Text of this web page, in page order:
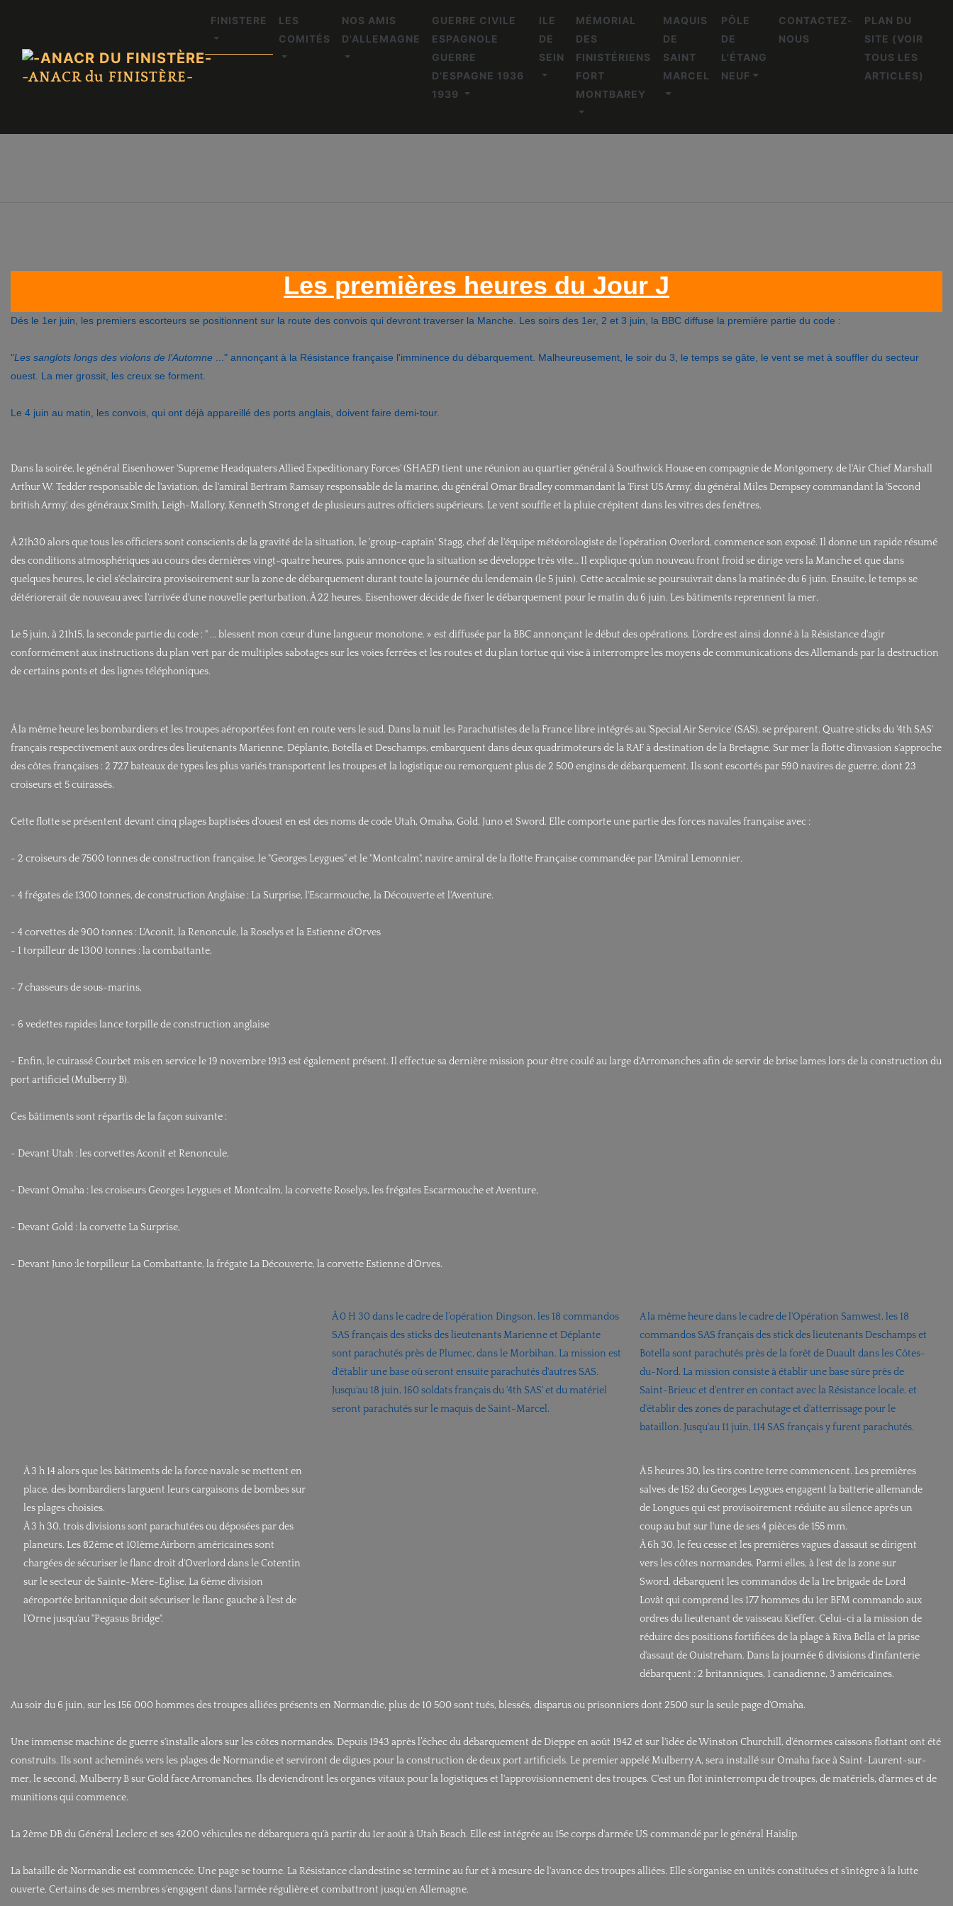
-ANACR du FINISTÈRE-
FINISTERE
LES
COMITÉS
NOS AMIS
D'ALLEMAGNE
GUERRE CIVILE
ESPAGNOLE
GUERRE
D'ESPAGNE 1936
1939
ILE
DE
SEIN
MÉMORIAL
DES
FINISTÉRIENS
FORT
MONTBAREY
MAQUIS
DE
SAINT
MARCEL
PÔLE
DE
L'ÉTANG
NEUF
CONTACTEZ-
NOUS
PLAN DU
SITE (VOIR
TOUS LES
ARTICLES)
Les premières heures du Jour J
Dés le 1er juin, les premiers escorteurs se positionnent sur la route des convois qui devront traverser la Manche. Les soirs des 1er, 2 et 3 juin, la BBC diffuse la première partie du code :
"Les sanglots longs des violons de l'Automne
..." annonçant à la Résistance française l'imminence du débarquement. Malheureusement, le soir du 3, le temps se gâte, le vent se met à souffler du secteur
ouest. La mer grossit, les creux se forment.
Le 4 juin au matin, les convois, qui ont déjà appareillé des ports anglais, doivent faire demi-tour.
Dans la soirée, le général Eisenhower 'Supreme Headquaters Allied Expeditionary Forces' (SHAEF) tient une réunion au quartier général à Southwick House en compagnie de Montgomery, de l'Air Chief Marshall
Arthur W. Tedder responsable de l'aviation, de l'amiral Bertram Ramsay responsable de la marine, du général Omar Bradley commandant la 'First US Army', du général Miles Dempsey commandant la 'Second
british Army', des généraux Smith, Leigh-Mallory, Kenneth Strong et de plusieurs autres officiers supérieurs. Le vent souffle et la pluie crépitent dans les vitres des fenêtres.
À 21h30 alors que tous les officiers sont conscients de la gravité de la situation, le 'group-captain' Stagg, chef de l'équipe météorologiste de l’opération Overlord, commence son exposé. Il donne un rapide résumé
des conditions atmosphériques au cours des dernières vingt-quatre heures, puis annonce que la situation se développe très vite… Il explique qu’un nouveau front froid se dirige vers la Manche et que dans
quelques heures, le ciel s'éclaircira provisoirement sur la zone de débarquement durant toute la journée du lendemain (le 5 juin). Cette accalmie se poursuivrait dans la matinée du 6 juin. Ensuite, le temps se
détériorerait de nouveau avec l'arrivée d'une nouvelle perturbation. À 22 heures, Eisenhower décide de fixer le débarquement pour le matin du 6 juin. Les bâtiments reprennent la mer.
Le 5 juin, à 21h15, la seconde partie du code : " ... blessent mon cœur d'une langueur monotone. » est diffusée par la BBC annonçant le début des opérations. L'ordre est ainsi donné à la Résistance d'agir
conformément aux instructions du plan vert par de multiples sabotages sur les voies ferrées et les routes et du plan tortue qui vise à interrompre les moyens de communications des Allemands par la destruction
de certains ponts et des lignes téléphoniques.
Á la même heure les bombardiers et les troupes aéroportées font en route vers le sud. Dans la nuit les Parachutistes de la France libre intégrés au 'Special Air Service' (SAS), se préparent. Quatre sticks du '4th SAS'
français respectivement aux ordres des lieutenants Marienne, Déplante, Botella et Deschamps, embarquent dans deux quadrimoteurs de la RAF à destination de la Bretagne. Sur mer la flotte d'invasion s'approche
des côtes françaises : 2 727 bateaux de types les plus variés transportent les troupes et la logistique ou remorquent plus de 2 500 engins de débarquement. Ils sont escortés par 590 navires de guerre, dont 23
croiseurs et 5 cuirassés.
Cette flotte se présentent devant cinq plages baptisées d'ouest en est des noms de code Utah, Omaha, Gold, Juno et Sword. Elle comporte une partie des forces navales française avec :
- 2 croiseurs de 7500 tonnes de construction française, le "Georges Leygues" et le "Montcalm", navire amiral de la flotte Française commandée par l'Amiral Lemonnier.
- 4 frégates de 1300 tonnes, de construction Anglaise : La Surprise, l'Escarmouche, la Découverte et l'Aventure.
- 4 corvettes de 900 tonnes : L'Aconit, la Renoncule, la Roselys et la Estienne d'Orves
- 1 torpilleur de 1300 tonnes : la combattante,
- 7 chasseurs de sous-marins,
- 6 vedettes rapides lance torpille de construction anglaise
- Enfin, le cuirassé Courbet mis en service le 19 novembre 1913 est également présent. Il effectue sa dernière mission pour être coulé au large d'Arromanches afin de servir de brise lames lors de la construction du
port artificiel (Mulberry B).
Ces bâtiments sont répartis de la façon suivante :
- Devant Utah : les corvettes Aconit et Renoncule,
- Devant Omaha : les croiseurs Georges Leygues et Montcalm, la corvette Roselys, les frégates Escarmouche et Aventure,
- Devant Gold : la corvette La Surprise,
- Devant Juno :le torpilleur La Combattante, la frégate La Découverte, la corvette Estienne d'Orves.
A la même heure dans le cadre de l'Opération Samwest, les 18
commandos SAS français des stick des lieutenants Deschamps et
Botella sont parachutés près de la forêt de Duault dans les Côtes-
du-Nord. La mission consiste à établir une base sûre près de
Saint-Brieuc et d'entrer en contact avec la Résistance locale, et
d'établir des zones de parachutage et d'atterrissage pour le
bataillon. Jusqu'au 11 juin, 114 SAS français y furent parachutés.
Á 0 H 30 dans le cadre de l’opération Dingson, les 18 commandos
SAS français des sticks des lieutenants Marienne et Déplante
sont parachutés près de Plumec, dans le Morbihan. La mission est
d'établir une base où seront ensuite parachutés d'autres SAS.
Jusqu'au 18 juin, 160 soldats français du '4th SAS' et du matériel
seront parachutés sur le maquis de Saint-Marcel.
À 3 h 14 alors que les bâtiments de la force navale se mettent en
place, des bombardiers larguent leurs cargaisons de bombes sur
les plages choisies.
À 3 h 30, trois divisions sont parachutées ou déposées par des
planeurs. Les 82ème et 101ème Airborn américaines sont
chargées de sécuriser le flanc droit d'Overlord dans le Cotentin
sur le secteur de Sainte-Mère-Eglise. La 6ème division
aéroportée britannique doit sécuriser le flanc gauche à l'est de
l'Orne jusqu'au "Pegasus Bridge".
À 5 heures 30, les tirs contre terre commencent. Les premières
salves de 152 du Georges Leygues engagent la batterie allemande
de Longues qui est provisoirement réduite au silence après un
coup au but sur l'une de ses 4 pièces de 155 mm.
À 6h 30, le feu cesse et les premières vagues d'assaut se dirigent
vers les côtes normandes. Parmi elles, à l'est de la zone sur
Sword, débarquent les commandos de la 1re brigade de Lord
Lovât qui comprend les 177 hommes du 1er BFM commando aux
ordres du lieutenant de vaisseau Kieffer. Celui-ci a la mission de
réduire des positions fortifiées de la plage à Riva Bella et la prise
d'assaut de Ouistreham. Dans la journée 6 divisions d'infanterie
débarquent : 2 britanniques, 1 canadienne, 3 américaines.
Au soir du 6 juin, sur les 156 000 hommes des troupes alliées présents en Normandie, plus de 10 500 sont tués, blessés, disparus ou prisonniers dont 2500 sur la seule page d'Omaha.
Une immense machine de guerre s'installe alors sur les côtes normandes. Depuis 1943 après l’échec du débarquement de Dieppe en août 1942 et sur l'idée de Winston Churchill, d'énormes caissons flottant ont été
construits. Ils sont acheminés vers les plages de Normandie et serviront de digues pour la construction de deux port artificiels. Le premier appelé Mulberry A, sera installé sur Omaha face à Saint-Laurent-sur-
mer, le second, Mulberry B sur Gold face Arromanches. Ils deviendront les organes vitaux pour la logistiques et l'approvisionnement des troupes. C'est un flot ininterrompu de troupes, de matériels, d'armes et de
munitions qui commence.
La 2ème DB du Général Leclerc et ses 4200 véhicules ne débarquera qu'à partir du 1er août à Utah Beach. Elle est intégrée au 15e corps d'armée US commandé par le général Haislip.
La bataille de Normandie est commencée. Une page se tourne. La Résistance clandestine se termine au fur et à mesure de l'avance des troupes alliées. Elle s'organise en unités constituées et s'intègre à la lutte
ouverte. Certains de ses membres s'engagent dans l'armée régulière et combattront jusqu'en Allemagne.